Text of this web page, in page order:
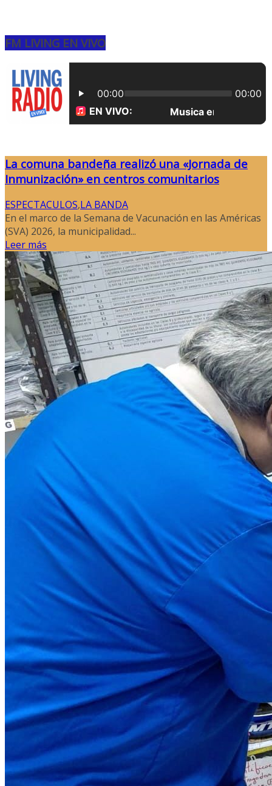
FM LIVING EN VIVO
La comuna bandeña realizó una «Jornada de
Inmunización» en centros comunitarios
ESPECTACULOS,LA BANDA
En el marco de la Semana de Vacunación en las Américas
(SVA) 2026, la municipalidad...
Leer más